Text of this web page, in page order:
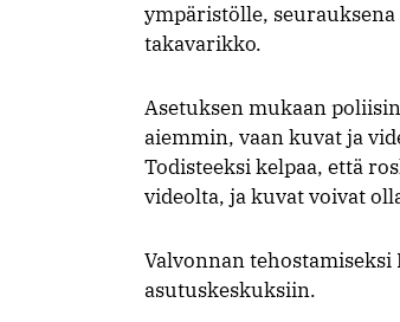
ympäristölle,
takavarikko.
Asetuksen mukaan
aiemmin, vaan kuvat ja
Todisteeksi kelpaa, että
videolta, ja kuvat voivat
Valvonnan
asutuskeskuksiin.